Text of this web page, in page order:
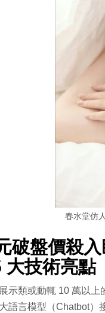
春水堂仿
破盤價殺
大技術亮點
示類或動輒 10 萬以
語言模型（Chatbot）